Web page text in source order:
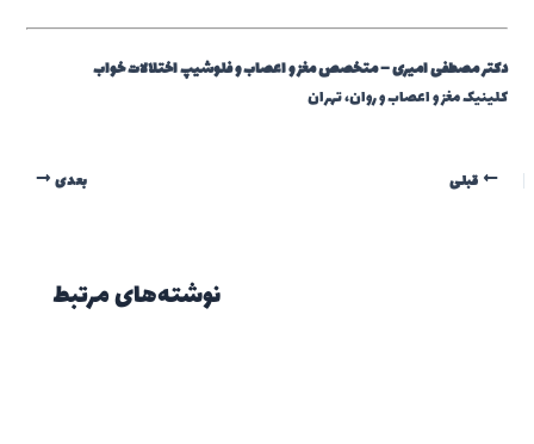
دکتر مصطفی امیری – متخصص مغز و اعصاب و فلوشیپ اختلالات خواب
کلینیک مغز و اعصاب و روان، تهران
قبلی بعدی
نوشته‌های مرتبط